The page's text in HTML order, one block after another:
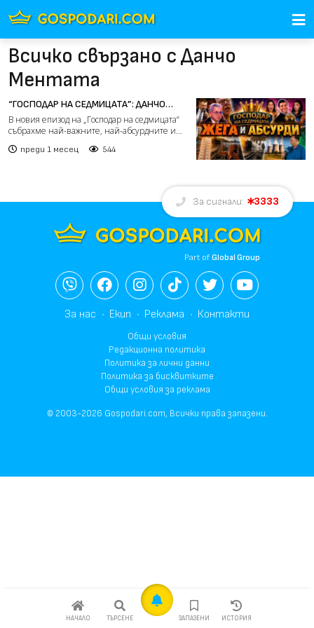
Всичко свързано с Данчо
Ментата
“ГОСПОДАР НА СЕДМИЦАТА”: ДАНЧО
МЕНТАТА, РУСКИ АБСУРДИ И ГАФОВЕ ОТ
ЦЯЛ СВЯТ
В новия епизод на „Господар на седмицата“
събрахме най-важните, най-абсурдните и
преди 1 месец 544
НАЧАЛО ТЪРСЕНЕ ЗАПАЗЕНИ ИСТОРИЯ
За сигнали: 3333
Part ofGlobal Group
За нас Екип Реклама Контакти
Общи условия
Редакционна политика
Политика за лични данни
Политика за бисквитките
Общи условия за реклама
© 2003-2026 Gospodari.com, Всички права запазени.